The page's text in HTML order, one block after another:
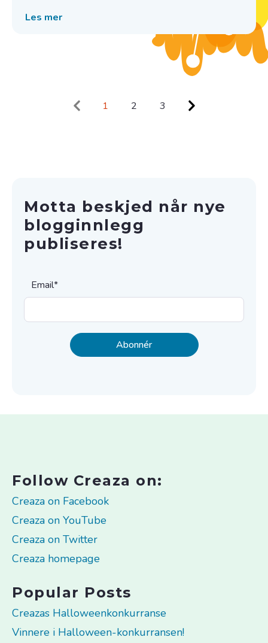
Les mer
1 2 3
Motta beskjed når nye
blogginnlegg
publiseres!
Email*
Follow Creaza on:
Creaza on Facebook
Creaza on YouTube
Creaza on Twitter
Creaza homepage
Popular Posts
Creazas Halloweenkonkurranse
Vinnere i Halloween-konkurransen!